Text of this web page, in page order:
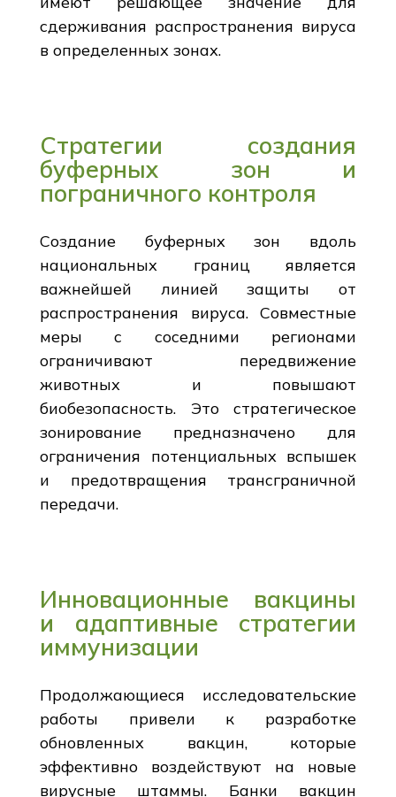
сдерживания распространения вируса
в определенных зонах.
Стратегии создания
буферных зон и
пограничного контроля
Создание буферных зон вдоль
национальных границ является
важнейшей линией защиты от
распространения вируса. Совместные
меры с соседними регионами
ограничивают передвижение
животных и повышают
биобезопасность. Это стратегическое
зонирование предназначено для
ограничения потенциальных вспышек
и предотвращения трансграничной
передачи.
Инновационные вакцины
и адаптивные стратегии
иммунизации
Продолжающиеся исследовательские
работы привели к разработке
обновленных вакцин, которые
эффективно воздействуют на новые
вирусные штаммы. Банки вакцин